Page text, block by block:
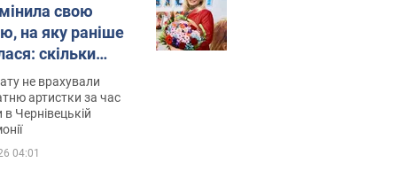
свою
на яку раніше
скільки
співачка
не врахували
артистки за час
в Чернівецькій
04:01